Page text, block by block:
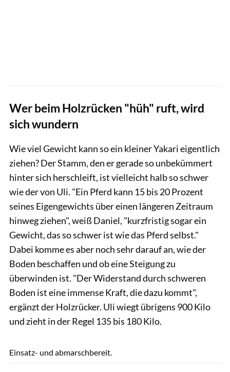
Wer beim Holzrücken "hüh" ruft, wird
sich wundern
Wie viel Gewicht kann so ein kleiner Yakari eigentlich
ziehen? Der Stamm, den er gerade so unbekümmert
hinter sich herschleift, ist vielleicht halb so schwer
wie der von Uli. "Ein Pferd kann 15 bis 20 Prozent
seines Eigengewichts über einen längeren Zeitraum
hinweg ziehen", weiß Daniel, "kurzfristig sogar ein
Gewicht, das so schwer ist wie das Pferd selbst."
Dabei komme es aber noch sehr darauf an, wie der
Boden beschaffen und ob eine Steigung zu
überwinden ist. "Der Widerstand durch schweren
Boden ist eine immense Kraft, die dazu kommt",
ergänzt der Holzrücker. Uli wiegt übrigens 900 Kilo
und zieht in der Regel 135 bis 180 Kilo.
Einsatz- und abmarschbereit.